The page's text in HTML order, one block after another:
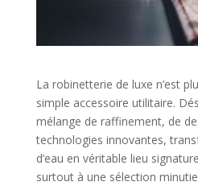
La robinetterie de luxe n’est
simple accessoire utilitaire.
mélange de raffinement, de
technologies innovantes,
d’eau en véritable lieu
surtout à une sélection